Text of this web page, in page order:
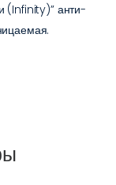
(Infinity)” анти-